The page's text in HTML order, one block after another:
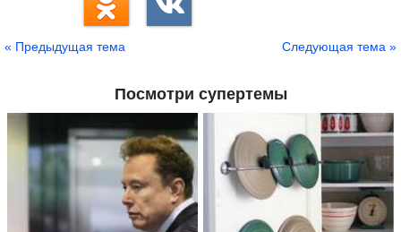
« Предыдущая тема Следующая тема »
Посмотри супертемы